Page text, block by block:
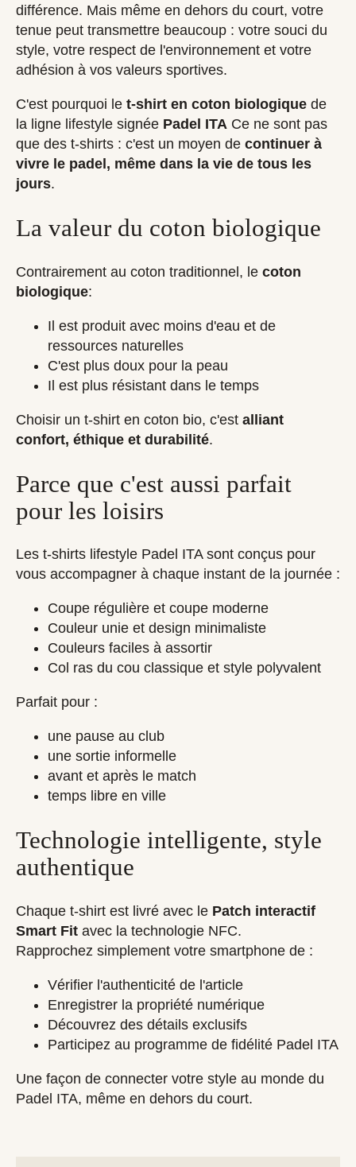
différence. Mais même en dehors du court, votre
tenue peut transmettre beaucoup : votre souci du
style, votre respect de l'environnement et votre
adhésion à vos valeurs sportives.
C'est pourquoi le t-shirt en coton biologique de
la ligne lifestyle signée Padel ITA Ce ne sont pas
que des t-shirts : c'est un moyen de continuer à
vivre le padel, même dans la vie de tous les
jours.
La valeur du coton biologique
Contrairement au coton traditionnel, le coton
biologique:
Il est produit avec moins d'eau et de
ressources naturelles
C'est plus doux pour la peau
Il est plus résistant dans le temps
Choisir un t-shirt en coton bio, c'est alliant
confort, éthique et durabilité.
Parce que c'est aussi parfait
pour les loisirs
Les t-shirts lifestyle Padel ITA sont conçus pour
vous accompagner à chaque instant de la journée :
Coupe régulière et coupe moderne
Couleur unie et design minimaliste
Couleurs faciles à assortir
Col ras du cou classique et style polyvalent
Parfait pour :
une pause au club
une sortie informelle
avant et après le match
temps libre en ville
Technologie intelligente, style
authentique
Chaque t-shirt est livré avec le Patch interactif
Smart Fit avec la technologie NFC.
Rapprochez simplement votre smartphone de :
Vérifier l'authenticité de l'article
Enregistrer la propriété numérique
Découvrez des détails exclusifs
Participez au programme de fidélité Padel ITA
Une façon de connecter votre style au monde du
Padel ITA, même en dehors du court.